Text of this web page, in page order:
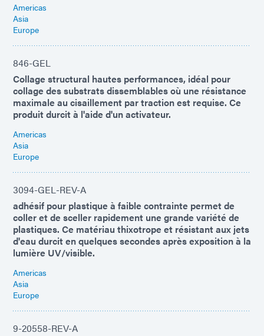
Americas
Asia
Europe
846-GEL
Collage structural hautes performances, idéal pour
collage des substrats dissemblables où une résistance
maximale au cisaillement par traction est requise. Ce
produit durcit à l'aide d'un activateur.
Americas
Asia
Europe
3094-GEL-REV-A
adhésif pour plastique à faible contrainte permet de
coller et de sceller rapidement une grande variété de
plastiques. Ce matériau thixotrope et résistant aux jets
d'eau durcit en quelques secondes après exposition à la
lumière UV/visible.
Americas
Asia
Europe
9-20558-REV-A